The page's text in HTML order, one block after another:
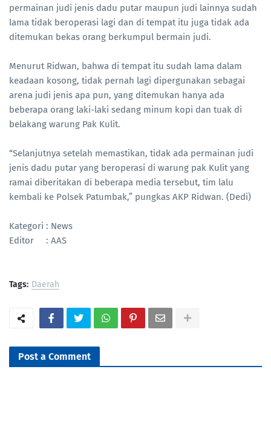
permainan judi jenis dadu putar maupun judi lainnya sudah
lama tidak beroperasi lagi dan di tempat itu juga tidak ada
ditemukan bekas orang berkumpul bermain judi.
Menurut Ridwan, bahwa di tempat itu sudah lama dalam
keadaan kosong, tidak pernah lagi dipergunakan sebagai
arena judi jenis apa pun, yang ditemukan hanya ada
beberapa orang laki-laki sedang minum kopi dan tuak di
belakang warung Pak Kulit.
“Selanjutnya setelah memastikan, tidak ada permainan judi
jenis dadu putar yang beroperasi di warung pak Kulit yang
ramai diberitakan di beberapa media tersebut, tim lalu
kembali ke Polsek Patumbak,” pungkas AKP Ridwan. (Dedi)
Kategori : News
Editor : AAS
Tags: Daerah
Post a Comment